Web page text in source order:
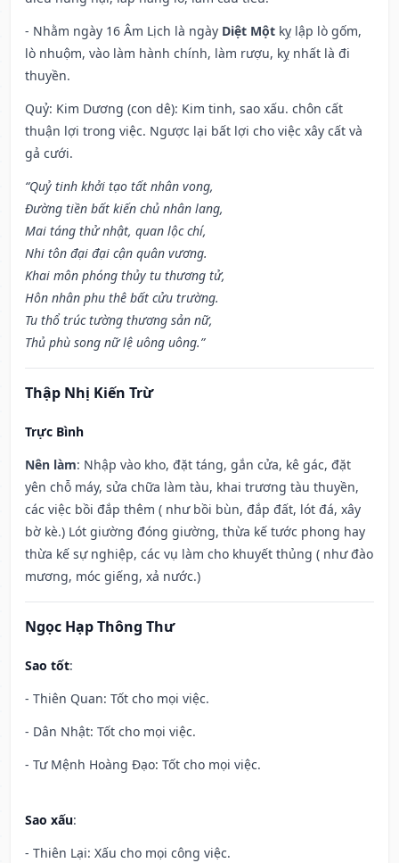
- Nhằm ngày 16 Âm Lịch là ngày Diệt Một kỵ lập lò gốm,
lò nhuộm, vào làm hành chính, làm rượu, kỵ nhất là đi
thuyền.
Quỷ: Kim Dương (con dê): Kim tinh, sao xấu. chôn cất
thuận lợi trong việc. Ngược lại bất lợi cho việc xây cất và
gả cưới.
“Quỷ tinh khởi tạo tất nhân vong,
Đường tiền bất kiến chủ nhân lang,
Mai táng thử nhật, quan lộc chí,
Nhi tôn đại đại cận quân vương.
Khai môn phóng thủy tu thương tử,
Hôn nhân phu thê bất cửu trường.
Tu thổ trúc tường thương sản nữ,
Thủ phù song nữ lệ uông uông.”
Thập Nhị Kiến Trừ
Trực Bình
Nên làm: Nhập vào kho, đặt táng, gắn cửa, kê gác, đặt
yên chỗ máy, sửa chữa làm tàu, khai trương tàu thuyền,
các việc bồi đắp thêm ( như bồi bùn, đắp đất, lót đá, xây
bờ kè.) Lót giường đóng giường, thừa kế tước phong hay
thừa kế sự nghiệp, các vụ làm cho khuyết thủng ( như đào
mương, móc giếng, xả nước.)
Ngọc Hạp Thông Thư
Sao tốt:
- Thiên Quan: Tốt cho mọi việc.
- Dân Nhật: Tốt cho mọi việc.
- Tư Mệnh Hoàng Đạo: Tốt cho mọi việc.
Sao xấu:
- Thiên Lại: Xấu cho mọi công việc.